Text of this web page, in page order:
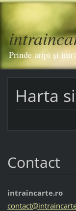
Prinde aripi și
Harta
Contact
intraincarte.ro
contact@intrainc